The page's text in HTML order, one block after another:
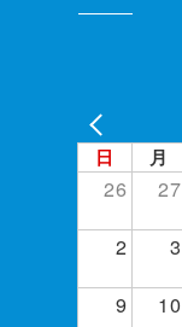
日 月
26 27
2
3
9 10